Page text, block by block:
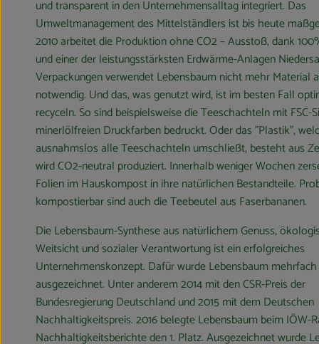
und transparent in den Unternehmensalltag integriert. Das
Umweltmanagement des Mittelständlers ist bis heute
2010 arbeitet die Produktion ohne CO2 – Ausstoß, dank
und einer der leistungsstärksten Erdwärme-Anlagen
Verpackungen verwendet Lebensbaum nicht mehr Material
notwendig. Und das, was genutzt wird, ist im besten Fall
recyceln. So sind beispielsweise die Teeschachteln mit FSC-
minerlölfreien Druckfarben bedruckt. Oder das "Plastik",
ausnahmslos alle Teeschachteln umschließt, besteht aus
wird CO2-neutral produziert. Innerhalb weniger Wochen
Folien im Hauskompost in ihre natürlichen Bestandteile.
kompostierbar sind auch die Teebeutel aus Faserbananen.
Die Lebensbaum-Synthese aus natürlichem Genuss,
Weitsicht und sozialer Verantwortung ist ein erfolgreiches
Unternehmenskonzept. Dafür wurde Lebensbaum mehrfach
ausgezeichnet. Unter anderem 2014 mit den CSR-Preis der
Bundesregierung Deutschland und 2015 mit dem Deutschen
Nachhaltigkeitspreis. 2016 belegte Lebensbaum beim IÖW-
Nachhaltigkeitsberichte den 1. Platz. Ausgezeichnet wurde